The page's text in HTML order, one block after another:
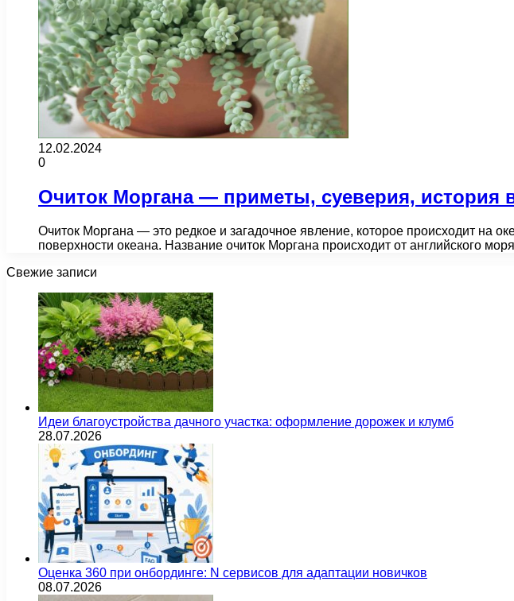
12.02.2024
0
Очиток Моргана — приметы, суеверия, история
Очиток Моргана — это редкое и загадочное явление, которое происходит на
поверхности океана. Название очиток Моргана происходит от английского
Свежие записи
Идеи благоустройства дачного участка: оформление дорожек и клумб
28.07.2026
Оценка 360 при онбординге: N сервисов для адаптации новичков
08.07.2026